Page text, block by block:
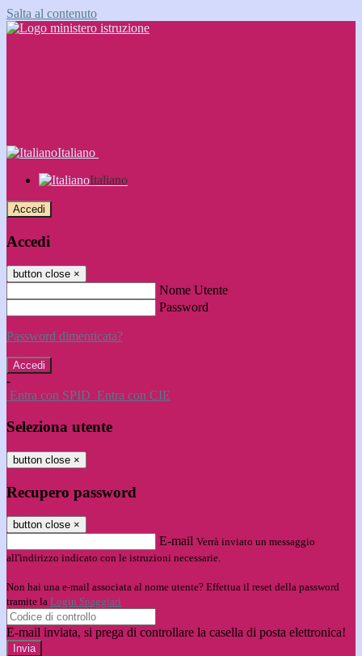
Salta al contenuto
Italiano
Italiano
Accedi
Accedi
button close ×
Nome Utente
Password
Password dimenticata?
-
Entra con SPID Entra con CIE
Seleziona utente
button close ×
Recupero password
button close ×
E-mail Verrà inviato un messaggio
all'indirizzo indicato con le istruzioni necessarie.
Non hai una e-mail associata al nome utente? Effettua il reset della password
tramite la Login Spaggiari
E-mail inviata, si prega di controllare la casella di posta elettronica!